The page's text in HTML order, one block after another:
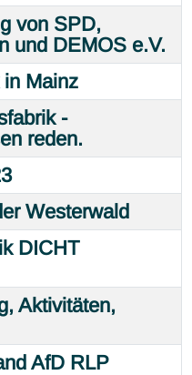
von SPD,
und DEMOS e.V.
Mainz
-
reden.
Westerwald
DICHT
Aktivitäten,
AfD RLP